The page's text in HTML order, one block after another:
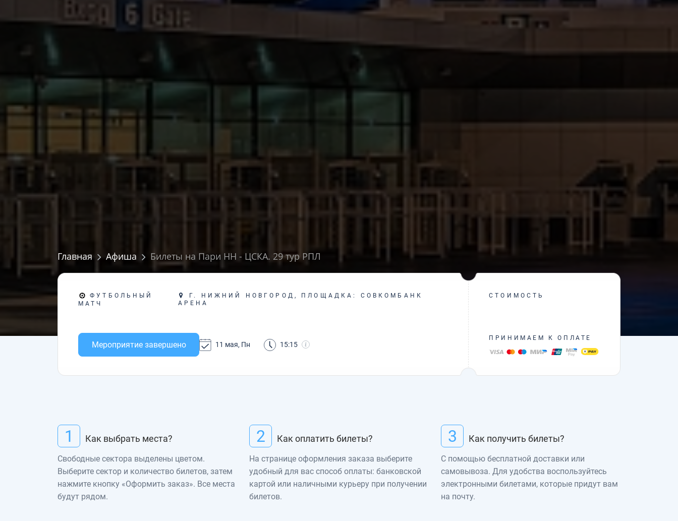
Главная Афиша Билеты на Пари НН - ЦСКА. 29 тур РПЛ
ФУТБОЛЬНЫЙ
МАТЧ
Г. НИЖНИЙ НОВГОРОД, ПЛОЩАДКА: СОВКОМБАНК
АРЕНА
Мероприятие завершено 11 мая, Пн 15:15
СТОИМОСТЬ
ПРИНИМАЕМ К ОПЛАТЕ
1 Как выбрать места?
Свободные сектора выделены цветом.
Выберите сектор и количество билетов, затем
нажмите кнопку «Оформить заказ». Все места
будут рядом.
2 Как оплатить билеты?
На странице оформления заказа выберите
удобный для вас способ оплаты: банковской
картой или наличными курьеру при получении
билетов.
3 Как получить билеты?
С помощью бесплатной доставки или
самовывоза. Для удобства воспользуйтесь
электронными билетами, которые придут вам
на почту.